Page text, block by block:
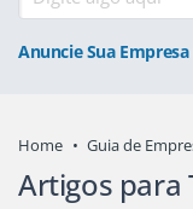
Anuncie Sua Empresa
Home Guia de
Artigos para